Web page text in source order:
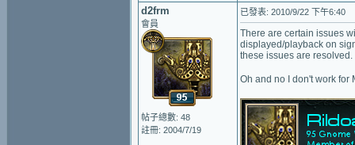
d2frm
會員
帖子總數: 48
註冊: 2004/7/19
已發表: 2010/9/22 下午6:40
There are certain issues
displayed/playback on
these issues are resolved.
Oh and no I don't work